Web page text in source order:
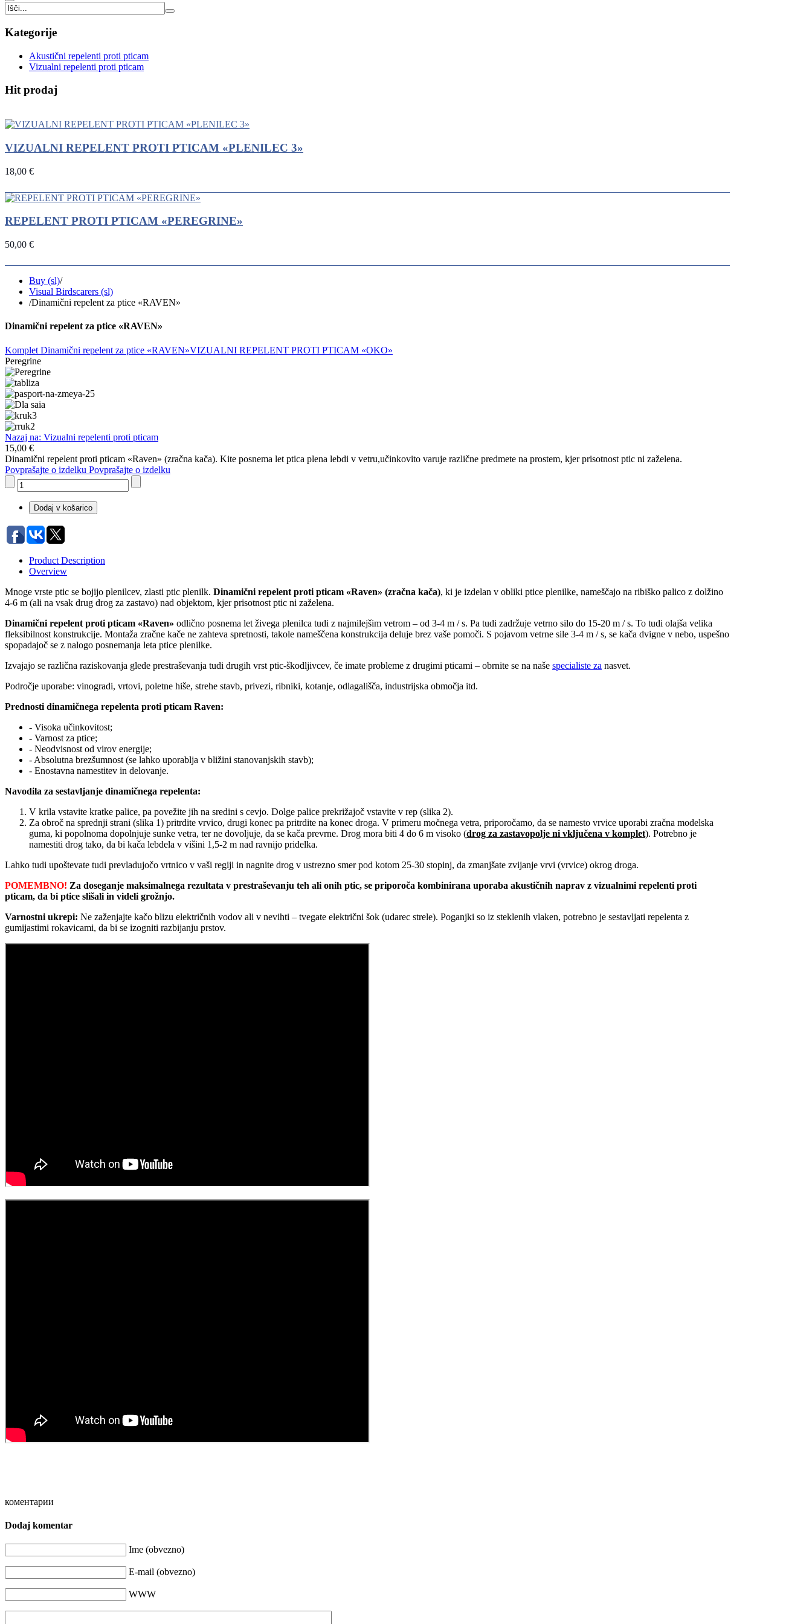
Kategorije
Akustični repelenti proti pticam
Vizualni repelenti proti pticam
Hit prodaj
VIZUALNI REPELENT PROTI PTICAM «PLENILEC 3»
18,00 €
REPELENT PROTI PTICAM «PEREGRINE»
50,00 €
Buy (sl)/
Visual Birdscarers (sl)
/Dinamični repelent za ptice «RAVEN»
Dinamični repelent za ptice «RAVEN»
Komplet Dinamični repelent za ptice «RAVEN»VIZUALNI REPELENT PROTI PTICAM «OKO»
Peregrine
Nazaj na: Vizualni repelenti proti pticam
15,00 €
Dinamični repelent proti pticam «Raven» (zračna kača). Kite posnema let ptica plena lebdi v vetru,učinkovito varuje različne predmete na prostem, kjer prisotnost ptic ni zaželena.
Povprašajte o izdelku Povprašajte o izdelku
Product Description
Overview
Mnoge vrste ptic se bojijo plenilcev, zlasti ptic plenilk. Dinamični repelent proti pticam «Raven» (zračna kača), ki je izdelan v obliki ptice plenilke, nameščajo na ribiško palico z dolžino
4-6 m (ali na vsak drug drog za zastavo) nad objektom, kjer prisotnost ptic ni zaželena.
Dinamični repelent proti pticam «Raven» odlično posnema let živega plenilca tudi z najmilejšim vetrom – od 3-4 m / s. Pa tudi zadržuje vetrno silo do 15-20 m / s. To tudi olajša velika
fleksibilnost konstrukcije. Montaža zračne kače ne zahteva spretnosti, takole nameščena konstrukcija deluje brez vaše pomoči. S pojavom vetrne sile 3-4 m / s, se kača dvigne v nebo, uspešno
spopadajoč se z nalogo posnemanja leta ptice plenilke.
Izvajajo se različna raziskovanja glede prestraševanja tudi drugih vrst ptic-škodljivcev, če imate probleme z drugimi pticami – obrnite se na naše specialiste za nasvet.
Področje uporabe: vinogradi, vrtovi, poletne hiše, strehe stavb, privezi, ribniki, kotanje, odlagališča, industrijska območja itd.
Prednosti dinamičnega repelenta proti pticam Raven:
- Visoka učinkovitost;
- Varnost za ptice;
- Neodvisnost od virov energije;
- Absolutna brezšumnost (se lahko uporablja v bližini stanovanjskih stavb);
- Enostavna namestitev in delovanje.
Navodila za sestavljanje dinamičnega repelenta:
V krila vstavite kratke palice, pa povežite jih na sredini s cevjo. Dolge palice prekrižajoč vstavite v rep (slika 2).
Za obroč na sprednji strani (slika 1) pritrdite vrvico, drugi konec pa pritrdite na konec droga. V primeru močnega vetra, priporočamo, da se namesto vrvice uporabi zračna modelska
guma, ki popolnoma dopolnjuje sunke vetra, ter ne dovoljuje, da se kača prevrne. Drog mora biti 4 do 6 m visoko (drog za zastavopolje ni vključena v komplet). Potrebno je
namestiti drog tako, da bi kača lebdela v višini 1,5-2 m nad ravnijo pridelka.
Lahko tudi upoštevate tudi prevladujočo vrtnico v vaši regiji in nagnite drog v ustrezno smer pod kotom 25-30 stopinj, da zmanjšate zvijanje vrvi (vrvice) okrog droga.
POMEMBNO! Za doseganje maksimalnega rezultata v prestraševanju teh ali onih ptic, se priporoča kombinirana uporaba akustičnih naprav z vizualnimi repelenti proti
pticam, da bi ptice slišali in videli grožnjo.
Varnostni ukrepi: Ne zaženjajte kačo blizu električnih vodov ali v nevihti – tvegate električni šok (udarec strele). Poganjki so iz steklenih vlaken, potrebno je sestavljati repelenta z
gumijastimi rokavicami, da bi se izogniti razbijanju prstov.
коментарии
Dodaj komentar
Ime (obvezno)
E-mail (obvezno)
WWW